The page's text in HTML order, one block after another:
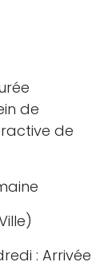
de
de
: Arrivée